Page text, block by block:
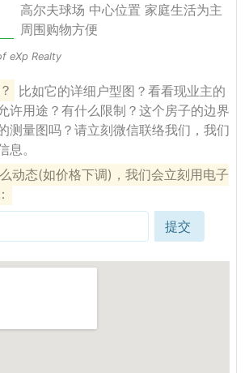
高尔夫球场 中心位置 家庭生活为主
周围购物方便
eXp Realty
比如它的详细户型图？看看现业主的
许用途？有什么限制？这个房子的边界
测量图吗？请立刻微信联络我们，我们
息。
动态(如价格下调)，我们会立刻用电子
提交